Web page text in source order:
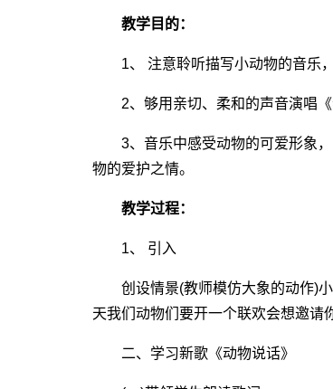
教学目的：
1、 注意聆听描写小动物的音乐，
2、够用亲切、柔和的声音演唱《
3、音乐中感受动物的可爱形象，
物的爱护之情。
教学过程：
1、 引入
创设情景(教师模仿大象的动作)小
天我们动物们要开一个联欢会想邀请
二、学习新歌《动物说话》